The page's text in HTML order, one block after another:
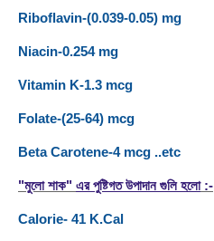
Riboflavin-(0.039-0.05) mg
Niacin-0.254 mg
Vitamin K-1.3 mcg
Folate-(25-64) mcg
Beta Carotene-4 mcg ..etc
"মুলো শাক" এর পুষ্টিগত উপাদান গুলি হলো:-
Calorie- 41 K.Cal